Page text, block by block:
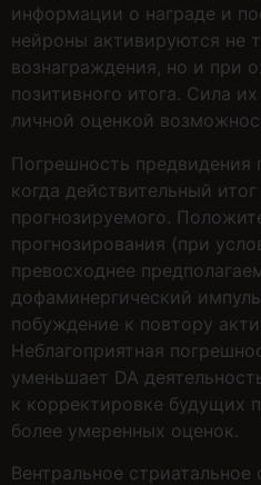
информации о награде и
нейроны активируются не
вознаграждения, но и при
позитивного итога. Сила
личной оценкой
Погрешность предвидения
когда действительный
прогнозируемого.
прогнозирования (при
превосходнее
дофаминергический
побуждение к повтору
Неблагоприятная
уменьшает DA
к корректировке будущих
более умеренных оценок.
Вентральное стриатальное